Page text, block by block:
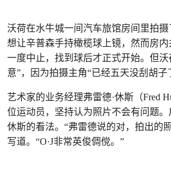
沃荷在水牛城一间汽车旅馆房间里拍
想让辛普森手持橄榄球上镜，然而房
一度中止，找到球后才正式开始。但沃
意”，因为拍摄主角“已经五天没刮胡子
艺术家的业务经理弗雷德·休斯（Fred
位运动员，坚持认为照片不会有问题
休斯的看法。“弗雷德说的对，拍出的
写道。“O·J非常英俊倜傥。”